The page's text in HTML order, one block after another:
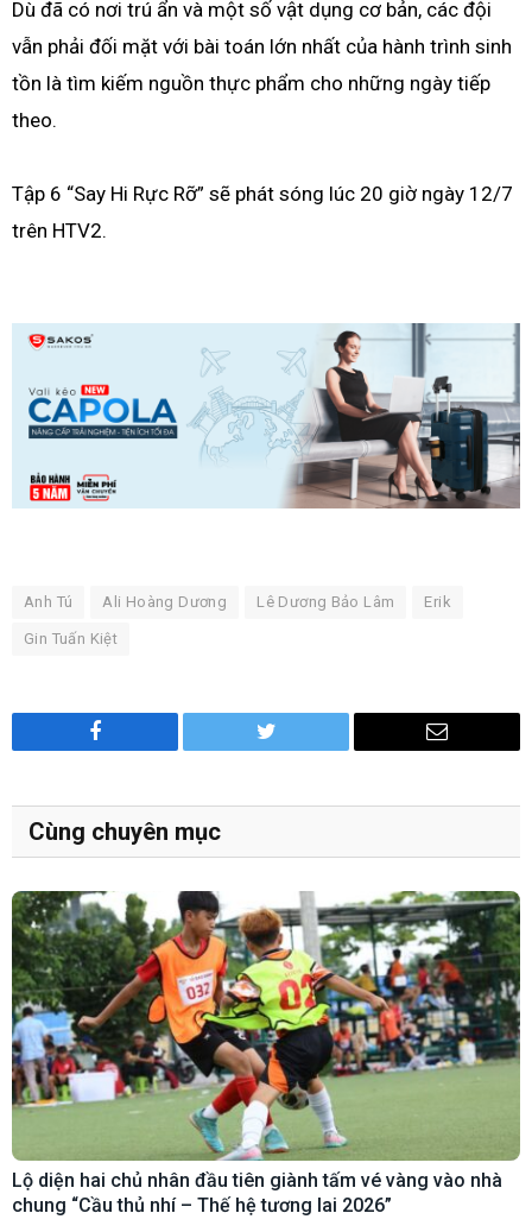
Dù đã có nơi trú ẩn và một số vật dụng cơ bản, các đội
vẫn phải đối mặt với bài toán lớn nhất của hành trình sinh
tồn là tìm kiếm nguồn thực phẩm cho những ngày tiếp
theo.
Tập 6 “Say Hi Rực Rỡ” sẽ phát sóng lúc 20 giờ ngày 12/7
trên HTV2.
Anh Tú Ali Hoàng Dương Lê Dương Bảo Lâm Erik
Gin Tuấn Kiệt
Facebook Twitter Email
Cùng chuyên mục
Lộ diện hai chủ nhân đầu tiên giành tấm vé vàng vào nhà
chung “Cầu thủ nhí – Thế hệ tương lai 2026”